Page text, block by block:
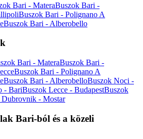
Bari - MateraBuszok Bari -
Buszok Bari - Polignano A
Buszok Bari - Alberobello
Bari - MateraBuszok Bari -
Buszok Bari - Polignano A
Buszok Bari - AlberobelloBuszok Noci -
- BariBuszok Lecce - BudapestBuszok
Dubrovnik - Mostar
Bari-ból és a közeli